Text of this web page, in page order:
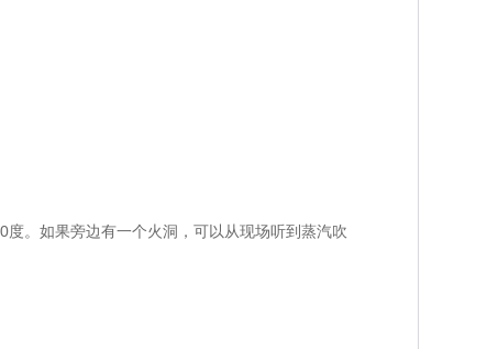
。如果旁边有一个火洞，可以从现场听到蒸汽吹